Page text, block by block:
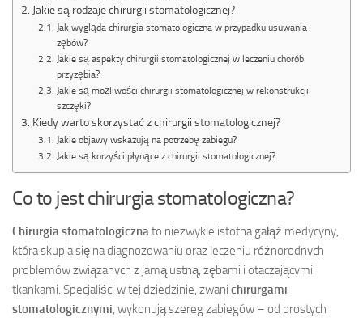
Jakie są rodzaje chirurgii stomatologicznej?
Jak wygląda chirurgia stomatologiczna w przypadku usuwania
zębów?
Jakie są aspekty chirurgii stomatologicznej w leczeniu chorób
przyzębia?
Jakie są możliwości chirurgii stomatologicznej w rekonstrukcji
szczęki?
Kiedy warto skorzystać z chirurgii stomatologicznej?
Jakie objawy wskazują na potrzebę zabiegu?
Jakie są korzyści płynące z chirurgii stomatologicznej?
Co to jest chirurgia stomatologiczna?
Chirurgia stomatologicznato niezwykle istotna gałąź medycyny,
która skupia się na diagnozowaniu oraz leczeniu różnorodnych
problemów związanych z jamą ustną, zębami i otaczającymi
tkankami. Specjaliści w tej dziedzinie, zwani chirurgami
stomatologicznymi, wykonują szereg zabiegów – od prostych